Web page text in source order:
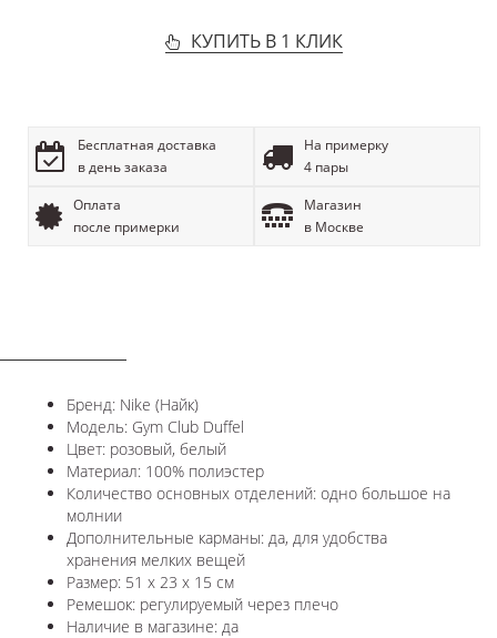
КУПИТЬ В 1 КЛИК
Бесплатная доставка
в день заказа
На примерку
4 пары
Оплата
после примерки
Магазин
в Москве
Бренд: Nike (Найк)
Модель: Gym Club Duffel
Цвет: розовый, белый
Материал: 100% полиэстер
Количество основных отделений: одно большое на
молнии
Дополнительные карманы: да, для удобства
хранения мелких вещей
Размер: 51 x 23 x 15 см
Ремешок: регулируемый через плечо
Наличие в магазине: да